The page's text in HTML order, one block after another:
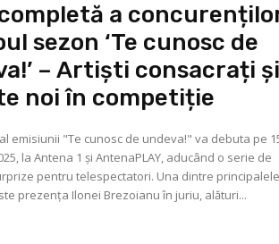
a
sezon ‘Te cunosc de
– Artiști consacrați și
noi în competiție
emisiunii "Te cunosc de undeva!" va debuta pe
la Antena 1 și AntenaPLAY, aducând o serie de
pentru telespectatori. Una dintre principalele
prezența Ilonei Brezoianu în juriu, alături...